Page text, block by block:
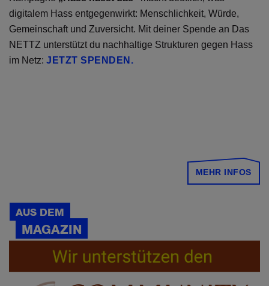
digitalem Hass entgegenwirkt: Menschlichkeit, Würde,
Gemeinschaft und Zuversicht. Mit deiner Spende an Das
NETTZ unterstützt du nachhaltige Strukturen gegen Hass
im Netz: JETZT SPENDEN.
MEHR INFOS
AUS DEM
MAGAZIN